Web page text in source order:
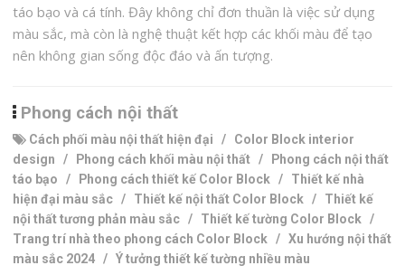
táo bạo và cá tính. Đây không chỉ đơn thuần là việc sử dụng
màu sắc, mà còn là nghệ thuật kết hợp các khối màu để tạo
nên không gian sống độc đáo và ấn tượng.
Phong cách nội thất
Cách phối màu nội thất hiện đại / Color Block interior
design / Phong cách khối màu nội thất /
Phong cách nội thất
táo bạo / Phong cách thiết kế Color Block / Thiết kế nhà
hiện đại màu sắc / Thiết kế nội thất Color Block / Thiết kế
nội thất tương phản màu sắc / Thiết kế tường Color Block /
Trang trí nhà theo phong cách Color Block /Xu hướng nội thất
màu sắc 2024 /Ý tưởng thiết kế tường nhiều màu